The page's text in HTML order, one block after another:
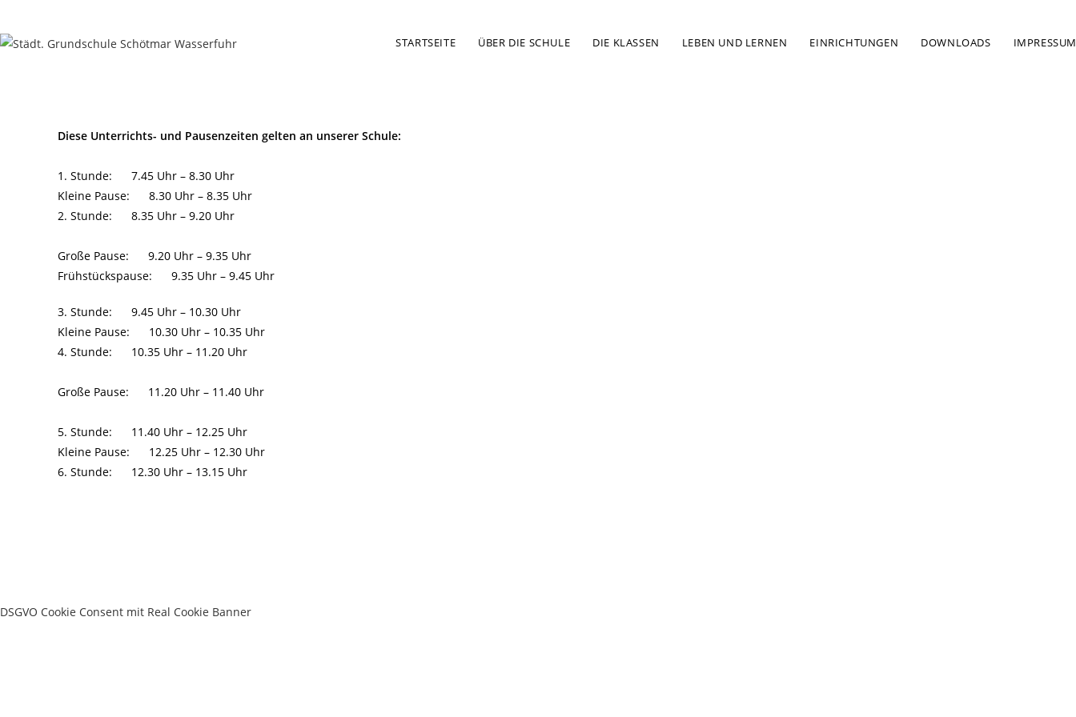
STARTSEITE ÜBER DIE SCHULE DIE KLASSEN LEBEN UND LERNEN EINRICHTUNGEN DOWNLOADS IMPRESSUM
Diese Unterrichts- und Pausenzeiten gelten an unserer Schule:
1. Stunde: 7.45 Uhr – 8.30 Uhr
Kleine Pause: 8.30 Uhr – 8.35 Uhr
2. Stunde: 8.35 Uhr – 9.20 Uhr
Große Pause: 9.20 Uhr – 9.35 Uhr
Frühstückspause: 9.35 Uhr – 9.45 Uhr
3. Stunde: 9.45 Uhr – 10.30 Uhr
Kleine Pause: 10.30 Uhr – 10.35 Uhr
4. Stunde: 10.35 Uhr – 11.20 Uhr
Große Pause: 11.20 Uhr – 11.40 Uhr
5. Stunde: 11.40 Uhr – 12.25 Uhr
Kleine Pause: 12.25 Uhr – 12.30 Uhr
6. Stunde: 12.30 Uhr – 13.15 Uhr
DSGVO Cookie Consent mit Real Cookie Banner